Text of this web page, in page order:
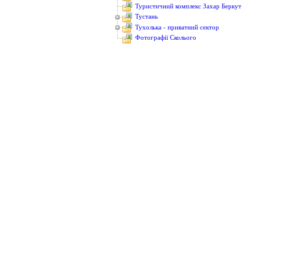
Туристичний комплекс Захар Беркут
Тустань
Тухолька - приватний сектор
Фотографії Сколього